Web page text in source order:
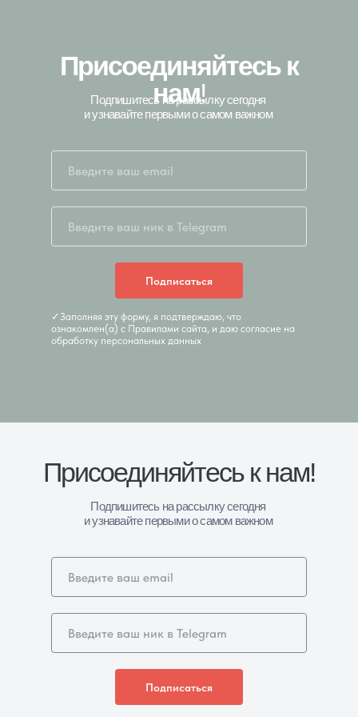
Присоединяйтесь к
нам!
Подпишитесь на рассылку сегодня
и узнавайте первыми о самом важном
Подписаться
✓Заполняя эту форму, я подтверждаю, что
ознакомлен(а) с Правилами сайта, и даю согласие на
обработку персональных данных
Присоединяйтесь к нам!
Подпишитесь на рассылку сегодня
и узнавайте первыми о самом важном
Подписаться